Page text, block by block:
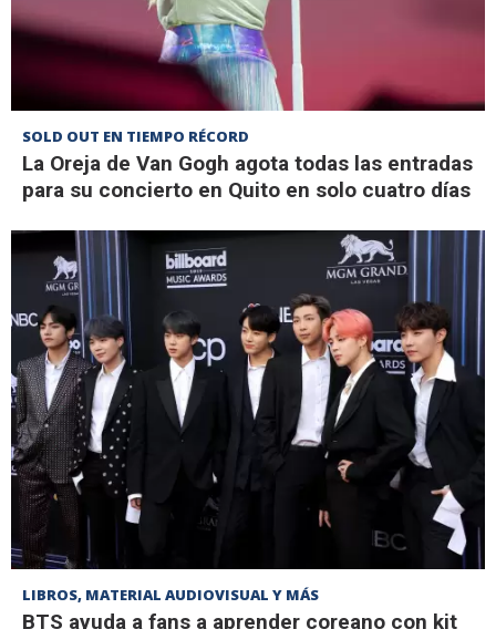
SOLD OUT EN TIEMPO RÉCORD
La Oreja de Van Gogh agota todas las entradas
para su concierto en Quito en solo cuatro días
LIBROS, MATERIAL AUDIOVISUAL Y MÁS
BTS ayuda a fans a aprender coreano con kit